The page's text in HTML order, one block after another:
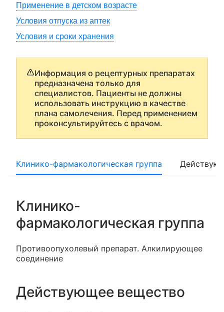
Применение в детском возрасте
Условия отпуска из аптек
Условия и сроки хранения
Информация о рецептурных препаратах
предназначена только для
специалистов. Пациенты не должны
использовать инструкцию в качестве
плана самолечения. Перед применением
проконсультируйтесь с врачом.
Клинико-фармакологическая группа
Клинико-
фармакологическая группа
Противоопухолевый препарат. Алкилирующее
соединение
Действующее вещество